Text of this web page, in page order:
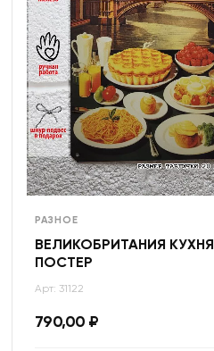
РАЗНОЕ
ВЕЛИКОБРИТАНИЯ КУХНЯ
ПОСТЕР
Арт: 31122
790,00 ₽